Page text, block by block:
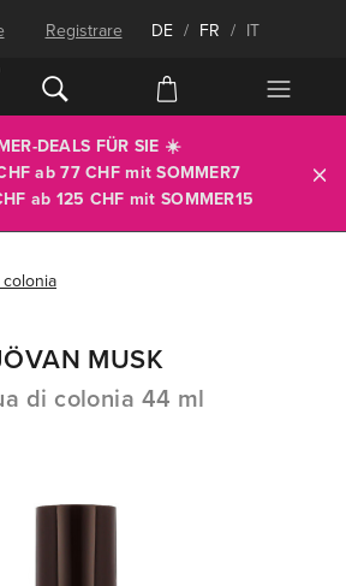
Registrare DE / FR / IT
DEALS FÜR SIE ☀️
ab 77 CHF mitSOMMER7
ab 125 CHF mit SOMMER15
MUSK
di colonia 44 ml